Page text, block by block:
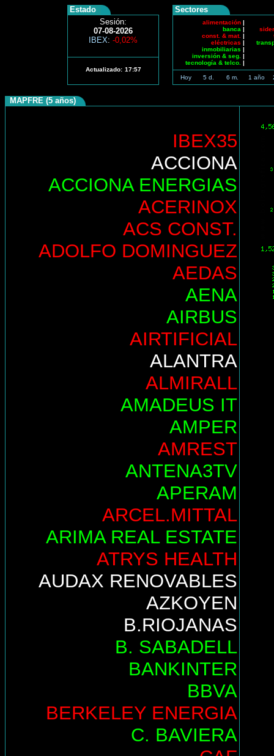
Estado
Sesión:
07-08-2026
IBEX: -0,02%
Actualizado: 17:57
Sectores
alimentación |
banca |
const. & mat. |
eléctricas |
inmobiliarias |
inversión & seg. |
tecnología & telco. |
Hoy 5 d. 6 m. 1 año
MAPFRE (5 años)
IBEX35
ACCIONA
ACCIONA ENERGIAS
ACERINOX
ACS CONST.
ADOLFO DOMINGUEZ
AEDAS
AENA
AIRBUS
AIRTIFICIAL
ALANTRA
ALMIRALL
AMADEUS IT
AMPER
AMREST
ANTENA3TV
APERAM
ARCEL.MITTAL
ARIMA REAL ESTATE
ATRYS HEALTH
AUDAX RENOVABLES
AZKOYEN
B.RIOJANAS
B. SABADELL
BANKINTER
BBVA
BERKELEY ENERGIA
C. BAVIERA